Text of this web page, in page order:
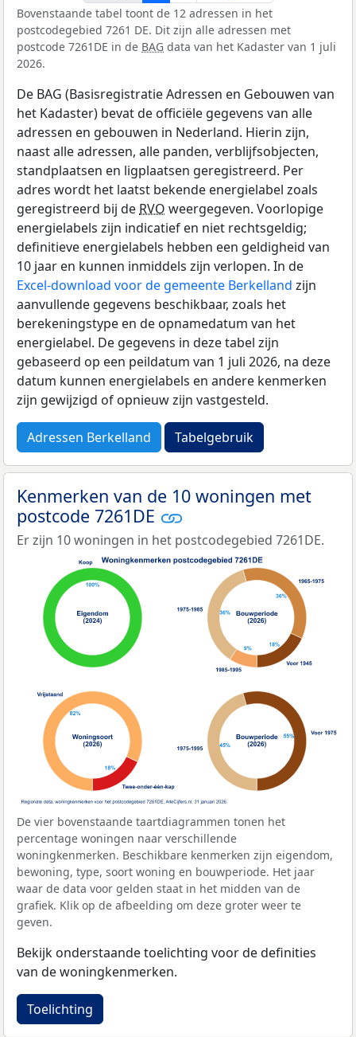
Bovenstaande tabel toont de 12 adressen in het
postcodegebied 7261 DE. Dit zijn alle adressen met
postcode 7261DE in de BAG data van het Kadaster van 1 juli
2026.
De BAG (Basisregistratie Adressen en Gebouwen van
het Kadaster) bevat de officiële gegevens van alle
adressen en gebouwen in Nederland. Hierin zijn,
naast alle adressen, alle panden, verblijfsobjecten,
standplaatsen en ligplaatsen geregistreerd. Per
adres wordt het laatst bekende energielabel zoals
geregistreerd bij de RVO weergegeven. Voorlopige
energielabels zijn indicatief en niet rechtsgeldig;
definitieve energielabels hebben een geldigheid van
10 jaar en kunnen inmiddels zijn verlopen. In de
Excel-download voor de gemeente Berkelland zijn
aanvullende gegevens beschikbaar, zoals het
berekeningstype en de opnamedatum van het
energielabel. De gegevens in deze tabel zijn
gebaseerd op een peildatum van 1 juli 2026, na deze
datum kunnen energielabels en andere kenmerken
zijn gewijzigd of opnieuw zijn vastgesteld.
Adressen Berkelland Tabelgebruik
Kenmerken van de 10 woningen met
postcode 7261DE
Er zijn 10 woningen in het postcodegebied 7261DE.
De vier bovenstaande taartdiagrammen tonen het
percentage woningen naar verschillende
woningkenmerken. Beschikbare kenmerken zijn eigendom,
bewoning, type, soort woning en bouwperiode. Het jaar
waar de data voor gelden staat in het midden van de
grafiek. Klik op de afbeelding om deze groter weer te
geven.
Bekijk onderstaande toelichting voor de definities
van de woningkenmerken.
Toelichting